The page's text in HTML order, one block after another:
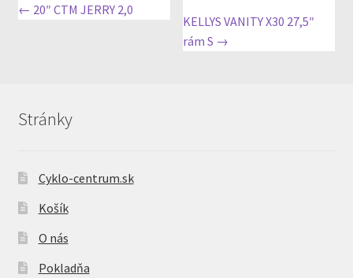
← 20″ CTM JERRY 2,0
KELLYS VANITY X30 27,5″
rám S →
Stránky
Cyklo-centrum.sk
Košík
O nás
Pokladňa